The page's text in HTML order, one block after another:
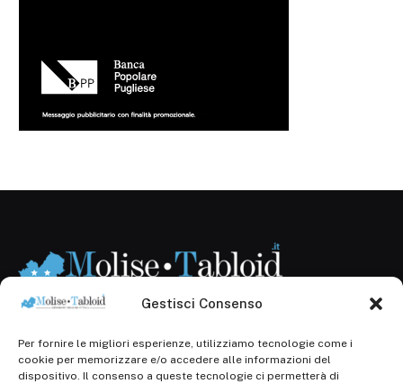
Gestisci Consenso
Per fornire le migliori esperienze, utilizziamo tecnologie come i
cookie per memorizzare e/o accedere alle informazioni del
dispositivo. Il consenso a queste tecnologie ci permetterà di
Registr. presso il Tribunale di Campobasso: 3/2013 del
14.11.2013, Cron. 1254